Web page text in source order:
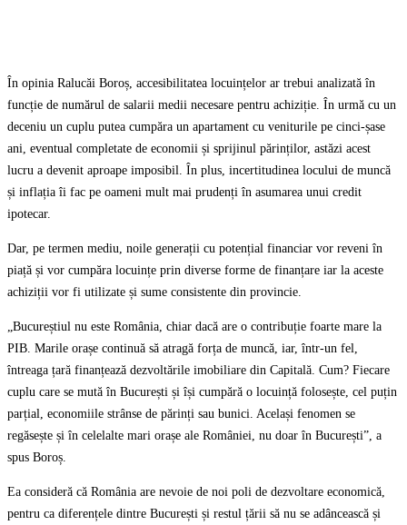
În opinia Ralucăi Boroș, accesibilitatea locuințelor ar trebui analizată în
funcție de numărul de salarii medii necesare pentru achiziție. În urmă cu un
deceniu un cuplu putea cumpăra un apartament cu veniturile pe cinci-șase
ani, eventual completate de economii și sprijinul părinților, astăzi acest
lucru a devenit aproape imposibil. În plus, incertitudinea locului de muncă
și inflația îi fac pe oameni mult mai prudenți în asumarea unui credit
ipotecar.
Dar, pe termen mediu, noile generații cu potențial financiar vor reveni în
piață și vor cumpăra locuințe prin diverse forme de finanțare iar la aceste
achiziții vor fi utilizate și sume consistente din provincie.
„Bucureștiul nu este România, chiar dacă are o contribuție foarte mare la
PIB. Marile orașe continuă să atragă forța de muncă, iar, într-un fel,
întreaga țară finanțează dezvoltările imobiliare din Capitală. Cum? Fiecare
cuplu care se mută în București și își cumpără o locuință folosește, cel puțin
parțial, economiile strânse de părinți sau bunici. Același fenomen se
regăsește și în celelalte mari orașe ale României, nu doar în București”, a
spus Boroș.
Ea consideră că România are nevoie de noi poli de dezvoltare economică,
pentru ca diferențele dintre București și restul țării să nu se adâncească și